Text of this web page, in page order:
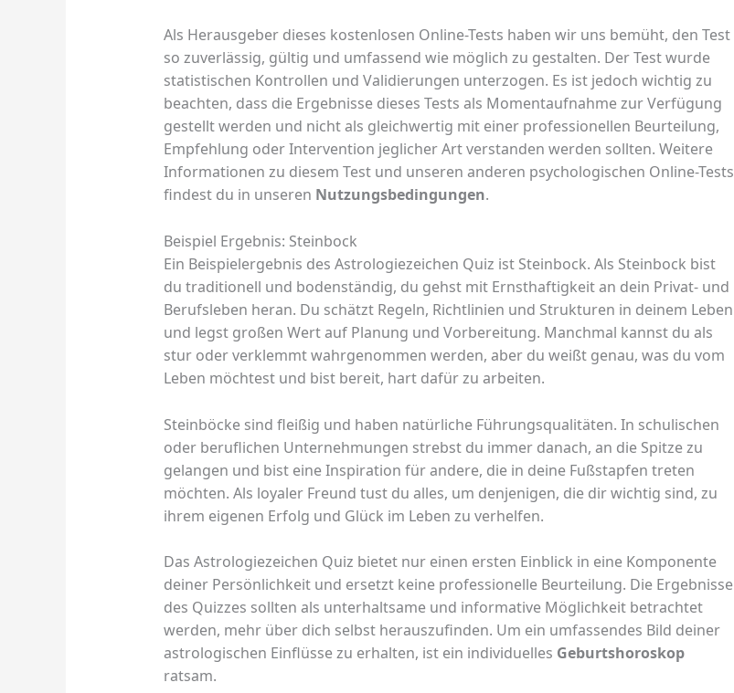
Als Herausgeber dieses kostenlosen Online-Tests haben wir uns bemüht, den Test
so zuverlässig, gültig und umfassend wie möglich zu gestalten. Der Test wurde
statistischen Kontrollen und Validierungen unterzogen. Es ist jedoch wichtig zu
beachten, dass die Ergebnisse dieses Tests als Momentaufnahme zur Verfügung
gestellt werden und nicht als gleichwertig mit einer professionellen Beurteilung,
Empfehlung oder Intervention jeglicher Art verstanden werden sollten. Weitere
Informationen zu diesem Test und unseren anderen psychologischen Online-Tests
findest du in unseren Nutzungsbedingungen.
Beispiel Ergebnis: Steinbock
Ein Beispielergebnis des Astrologiezeichen Quiz ist Steinbock. Als Steinbock bist
du traditionell und bodenständig, du gehst mit Ernsthaftigkeit an dein Privat- und
Berufsleben heran. Du schätzt Regeln, Richtlinien und Strukturen in deinem Leben
und legst großen Wert auf Planung und Vorbereitung. Manchmal kannst du als
stur oder verklemmt wahrgenommen werden, aber du weißt genau, was du vom
Leben möchtest und bist bereit, hart dafür zu arbeiten.
Steinböcke sind fleißig und haben natürliche Führungsqualitäten. In schulischen
oder beruflichen Unternehmungen strebst du immer danach, an die Spitze zu
gelangen und bist eine Inspiration für andere, die in deine Fußstapfen treten
möchten. Als loyaler Freund tust du alles, um denjenigen, die dir wichtig sind, zu
ihrem eigenen Erfolg und Glück im Leben zu verhelfen.
Das Astrologiezeichen Quiz bietet nur einen ersten Einblick in eine Komponente
deiner Persönlichkeit und ersetzt keine professionelle Beurteilung. Die Ergebnisse
des Quizzes sollten als unterhaltsame und informative Möglichkeit betrachtet
werden, mehr über dich selbst herauszufinden. Um ein umfassendes Bild deiner
astrologischen Einflüsse zu erhalten, ist ein individuelles Geburtshoroskop
ratsam.